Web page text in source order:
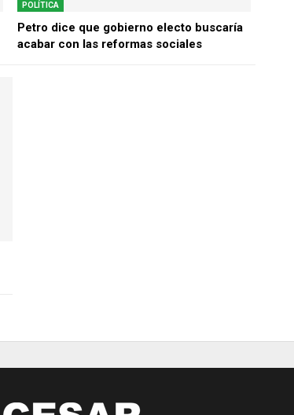
POLÍTICA
Petro dice que gobierno electo buscaría
acabar con las reformas sociales